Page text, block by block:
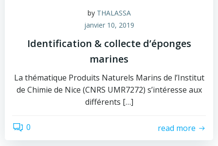
by THALASSA
janvier 10, 2019
Identification & collecte d’éponges
marines
La thématique Produits Naturels Marins de l’Institut
de Chimie de Nice (CNRS UMR7272) s’intéresse aux
différents […]
0 read more